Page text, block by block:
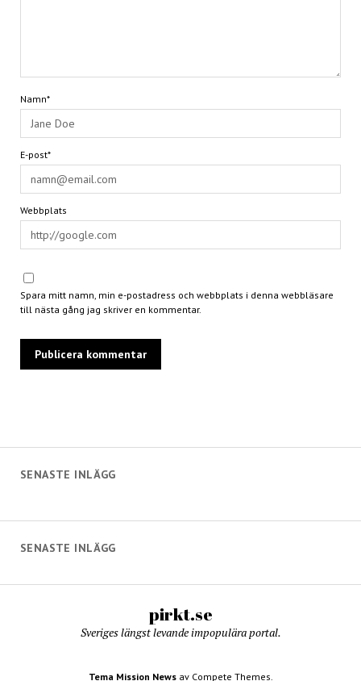
SENASTE INLÄGG
Namn*
E-post*
Webbplats
Spara mitt namn, min e-postadress och webbplats i denna webbläsare
till nästa gång jag skriver en kommentar.
SENASTE INLÄGG
pirkt.se
Sveriges längst levande impopulära portal.
Tema Mission Newsav Compete Themes.